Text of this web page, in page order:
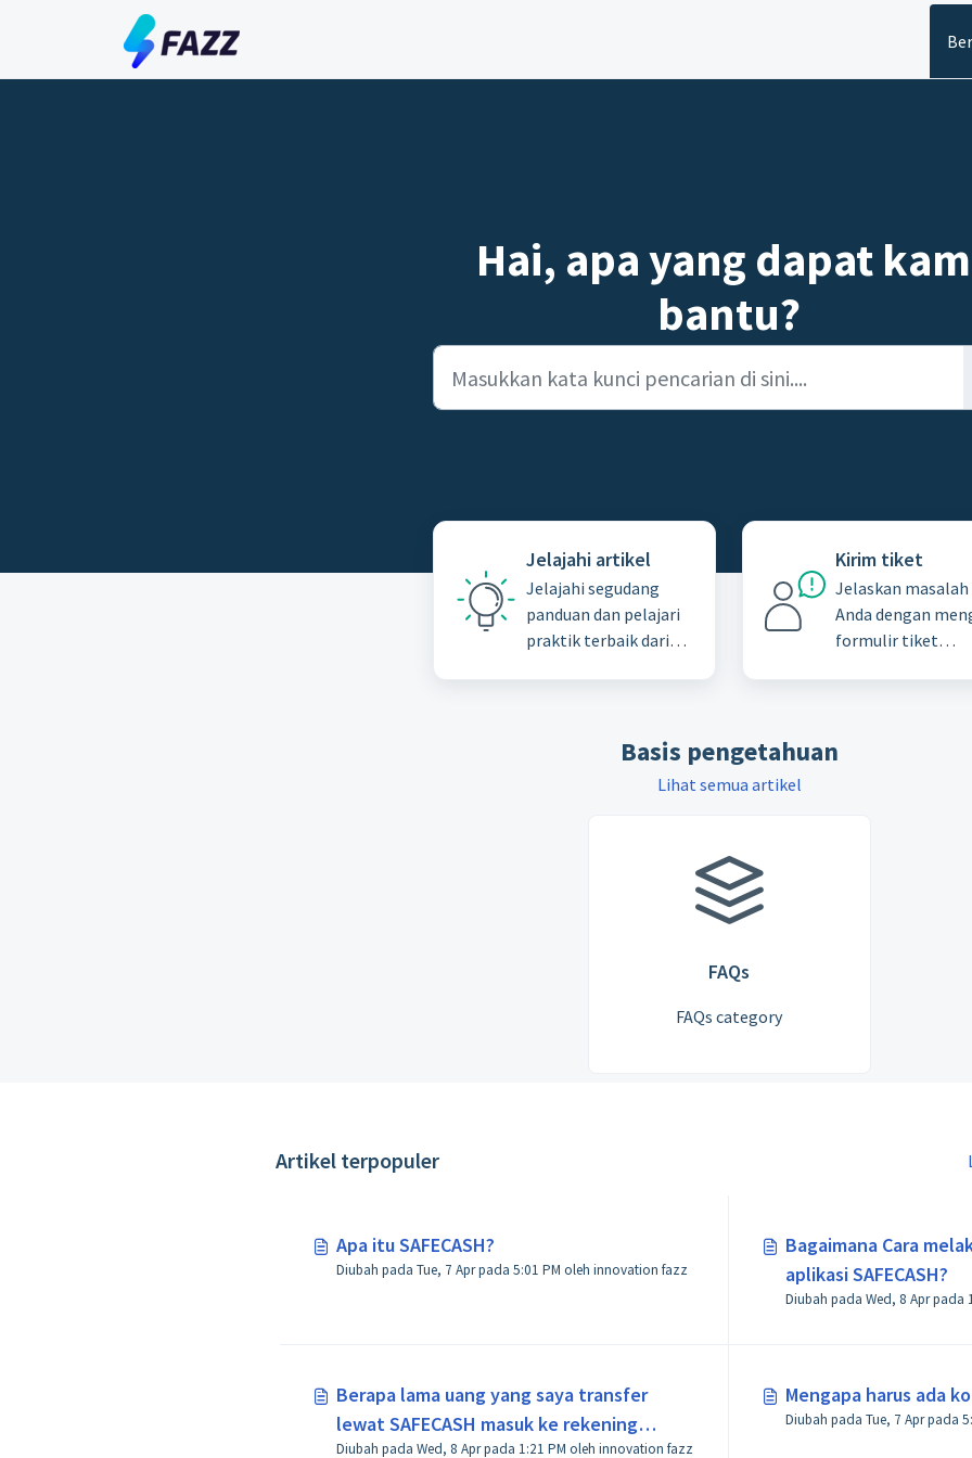
Lewatkan ke konten utama
Hai, apa yang dapat
bantu?
Jelajahi artikel
Jelajahi segudang
panduan dan pelajari
praktik terbaik dari
Kirim tiket
Jelaskan masalah
Anda dengan
formulir tiket
Basis pengetahuan
Lihat semua artikel
FAQs
FAQs category
Artikel terpopuler
Apa itu SAFECASH?
Diubah pada Tue, 7 Apr pada 5:01 PM oleh innovation fazz
Bagaimana Cara
aplikasi SAFECASH?
Berapa lama uang yang saya transfer
lewat SAFECASH masuk ke rekening
Diubah pada Wed, 8 Apr pada 1:21 PM oleh innovation fazz
Mengapa harus ada